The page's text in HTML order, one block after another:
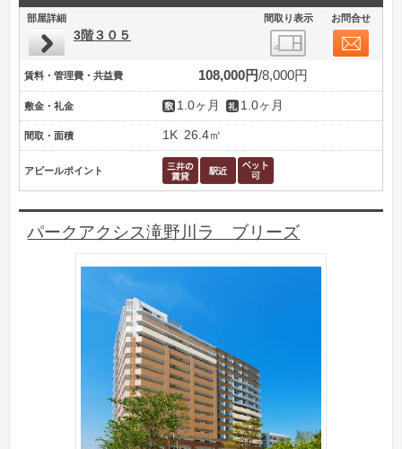
部屋詳細 間取り表示 お問合せ
3階３０５
賃料・管理費・共益費 108,000円 8,000円
敷金・礼金 1.0ヶ月 1.0ヶ月
間取・面積 1K 26.4㎡
アピールポイント
パークアクシス滝野川ラ ブリーズ